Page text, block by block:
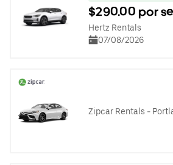
$290.00 por
Hertz Rentals
07/08/2026
Zipcar Rentals -